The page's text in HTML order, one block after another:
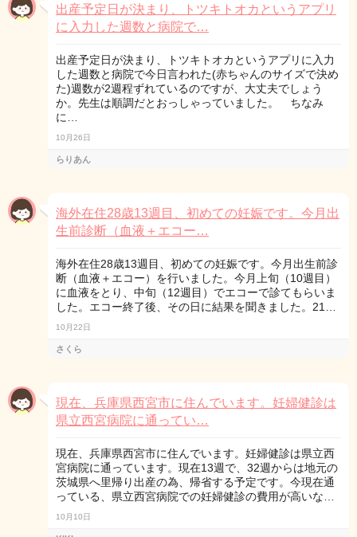
出産予定日が決まり、トツキトオカというアプリ
に入力した週数と病院で…
出産予定日が決まり、トツキトオカというアプリに入力
した週数と病院で今日言われた(赤ちゃんのサイズで決め
た)週数が2週程ずれているのですが、大丈夫でしょう
か。先生は順調だとおっしゃっていました。 ちなみ
に…
10月26日
らりあん
海外在住28歳13週目、初めての妊娠です。今月出
生前診断（血液＋エコー…
海外在住28歳13週目、初めての妊娠です。今月出生前診
断（血液＋エコー）を行いました。今月上旬（10週目）
に血液をとり、中旬（12週目）でエコーで診てもらいま
した。エコー終了後、その日に結果を聞きました。21…
10月22日
さくら
現在、兵庫県西宮市に住んでいます。妊婦健診は
県立西宮病院に通ってい…
現在、兵庫県西宮市に住んでいます。妊婦健診は県立西
宮病院に通っています。現在13週で、32週からは地元の
茨城県へ里帰り出産の為、帰省する予定です。今現在通
っている、県立西宮病院での妊婦健診の費用が高いな…
10月10日